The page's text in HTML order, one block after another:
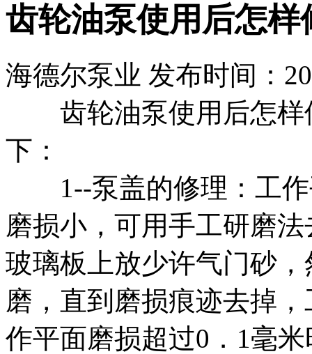
齿轮油泵使用后怎样
海德尔泵业 发布时间：
齿轮油泵使用后怎样
下：
1--泵盖的修理：工作
磨损小，可用手工研磨
玻璃板上放少许气门砂
磨，直到磨损痕迹去掉
作平面磨损超过0．1毫